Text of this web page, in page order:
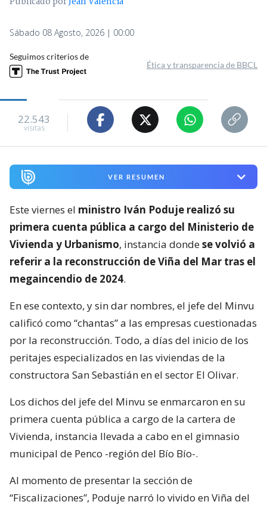
Sábado 08 Agosto, 2026 | 00:00
Seguimos criterios de
Ética y transparencia de BBCL
22.543
visitas
VER RESUMEN
Este viernes el ministro Iván Poduje realizó su
primera cuenta pública a cargo del Ministerio de
Vivienda y Urbanismo, instancia dondese volvió a
referir a la reconstrucción de Viña del Mar tras el
megaincendio de 2024.
En ese contexto, y sin dar nombres, el jefe del Minvu
calificó como “chantas” a las empresas cuestionadas
por la reconstrucción. Todo, a días del inicio de los
peritajes especializados en las viviendas de la
constructora San Sebastián en el sector El Olivar.
Los dichos del jefe del Minvu se enmarcaron en su
primera cuenta pública a cargo de la cartera de
Vivienda, instancia llevada a cabo en el gimnasio
municipal de Penco -región del Bío Bío-.
Al momento de presentar la sección de
“Fiscalizaciones”, Poduje narró lo vivido en Viña del